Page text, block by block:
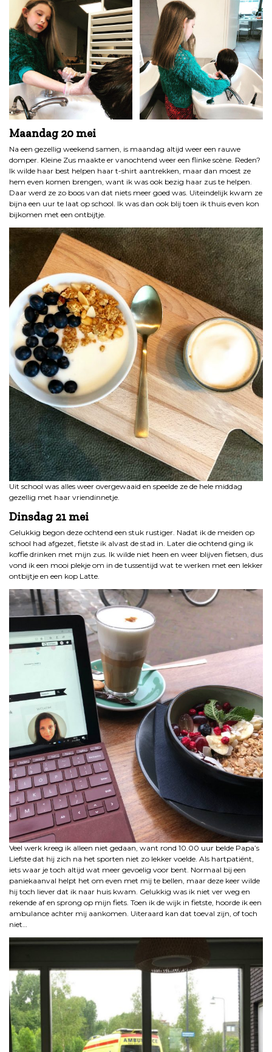
Maandag 20 mei
Na een gezellig weekend samen, is maandag altijd weer een rauwe
domper. Kleine Zus maakte er vanochtend weer een flinke scène. Reden?
Ik wilde haar best helpen haar t-shirt aantrekken, maar dan moest ze
hem even komen brengen, want ik was ook bezig haar zus te helpen.
Daar werd ze zo boos van dat niets meer goed was. Uiteindelijk kwam ze
bijna een uur te laat op school. Ik was dan ook blij toen ik thuis even kon
bijkomen met een ontbijtje.
Uit school was alles weer overgewaaid en speelde ze de hele middag
gezellig met haar vriendinnetje.
Dinsdag 21 mei
Gelukkig begon deze ochtend een stuk rustiger. Nadat ik de meiden op
school had afgezet, fietste ik alvast de stad in. Later die ochtend ging ik
koffie drinken met mijn zus. Ik wilde niet heen en weer blijven fietsen, dus
vond ik een mooi plekje om in de tussentijd wat te werken met een lekker
ontbijtje en een kop Latte.
Veel werk kreeg ik alleen niet gedaan, want rond 10.00 uur belde Papa’s
Liefste dat hij zich na het sporten niet zo lekker voelde. Als hartpatiënt,
iets waar je toch altijd wat meer gevoelig voor bent. Normaal bij een
paniekaanval helpt het om even met mij te bellen, maar deze keer wilde
hij toch liever dat ik naar huis kwam. Gelukkig was ik niet ver weg en
rekende af en sprong op mijn fiets. Toen ik de wijk in fietste, hoorde ik een
ambulance achter mij aankomen. Uiteraard kan dat toeval zijn, of toch
niet…